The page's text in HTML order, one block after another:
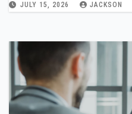
JULY 15, 2026 JACKSON